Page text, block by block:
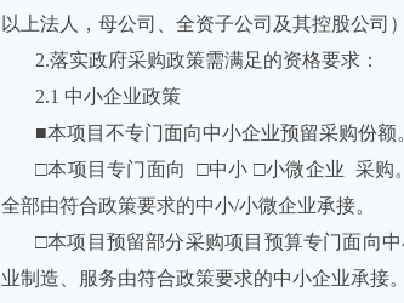
以上法人，母公司、全资子公司及其控股公司
2.落实政府采购政策需满足的资格要求：
2.1 中小企业政策
■本项目不专门面向中小企业预留采购份额
□本项目专门面向
□中小 □小微企业 采购
全部由符合政策要求的中小/小微企业承接。
□本项目预留部分采购项目预算专门面向
业制造、服务由符合政策要求的中小企业承接